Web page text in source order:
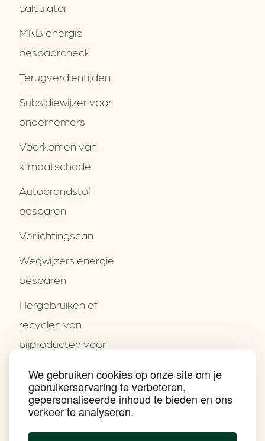
We gebruiken cookies op onze site om je
gebruikerservaring te verbeteren,
gepersonaliseerde inhoud te bieden en ons
verkeer te analyseren.
Partners
Contact
Nieuws
Praktijkverhalen
Events
Nieuwsbrief
calculator
MKB energie
bespaarcheck
Terugverdien­tijden
Subsidiewijzer voor
ondernemers
Voorkomen van
klimaatschade
Autobrandstof
besparen
Verlichtingscan
Wegwijzers energie
besparen
Hergebruiken of
recyclen van
bijproducten voor
Energie besparen op
uw PC